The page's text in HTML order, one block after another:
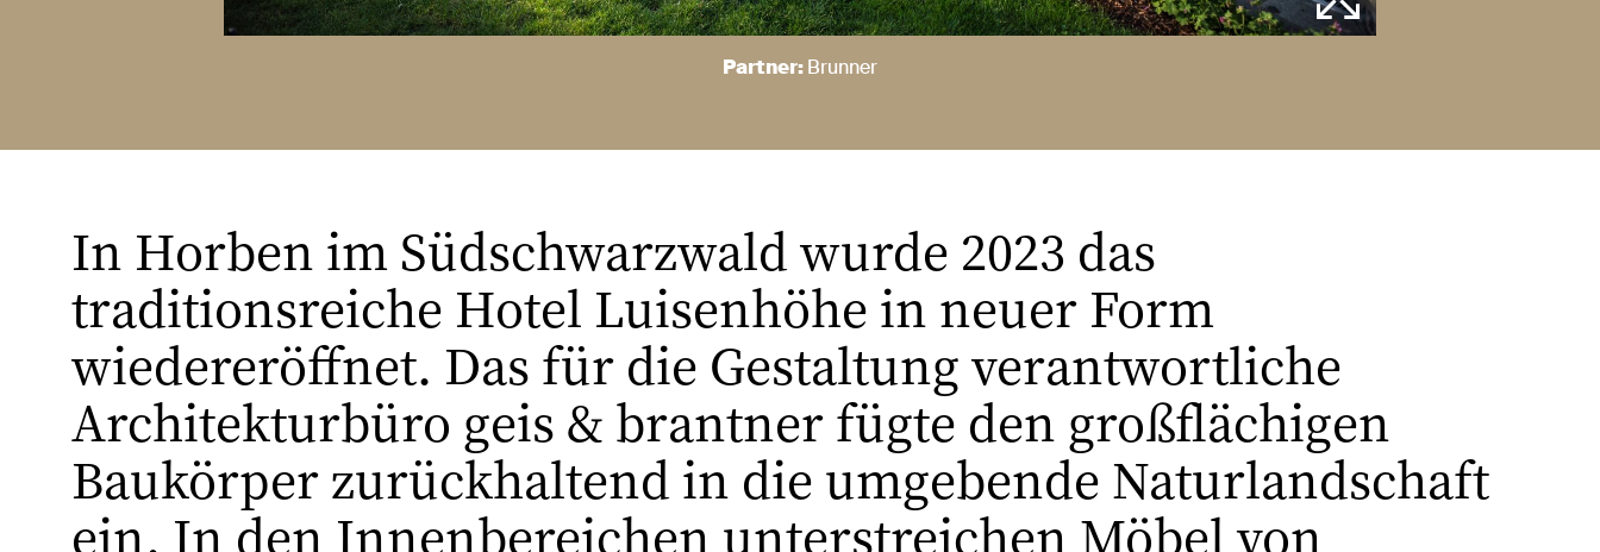
Partner:Brunner
In Horben im Südschwarzwald wurde 2023 das
traditionsreiche Hotel Luisenhöhe in neuer Form
wiedereröffnet. Das für die Gestaltung verantwortliche
Architekturbüro geis & brantner fügte den großflächigen
Baukörper zurückhaltend in die umgebende Naturlandschaft
ein. In den Innenbereichen unterstreichen Möbel von